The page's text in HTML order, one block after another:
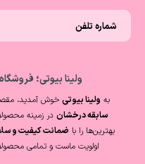
ولینا بیوتی؛
به ولینا بیوتی خوش آمدید،
سابقه درخشان در زمینه
بهترین‌ها را با ضمانت کیفیت و
اولویت ماست و تمامی